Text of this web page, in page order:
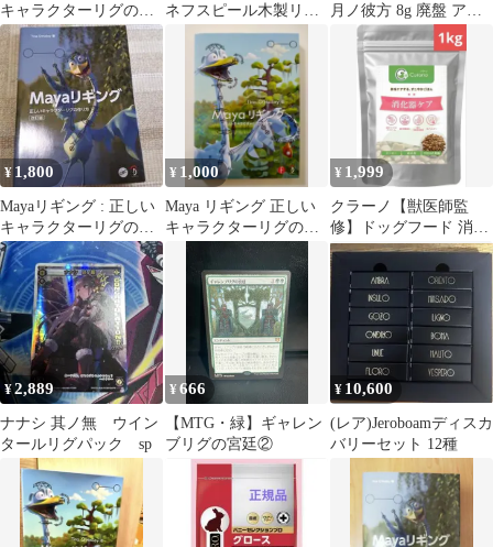
キャラクターリグの作
り方
ネフスピール木製リグ
月ノ彼方 8g 廃盤 アジ
ング メバリング
¥ 1,800
Mayaリギング : 正しい
キャラクターリグの作
り方
¥ 1,000
Maya リギング 正しい
キャラクターリグの作
¥ 1,999
クラーノ【獣医師監
修】ドッグフード 消化
器ケア ターキー 1kg グ
レインフリー
¥2,889
ナナシ 其ノ無 ウイン
タールリグパック sp
¥666
【MTG・緑】ギャレン
ブリグの宮廷②
¥ 10,600
(レア)Jeroboamディスカ
バリーセット 12種